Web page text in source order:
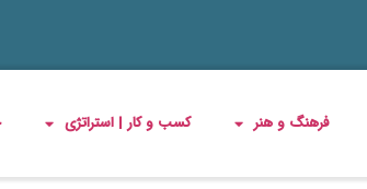
فرهنگ و هنر کسب و کار | استراتژی